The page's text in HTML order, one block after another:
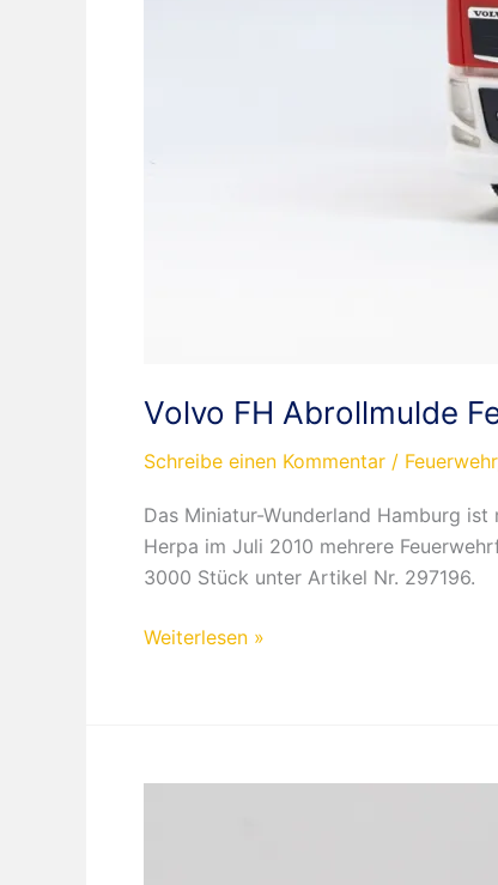
Volvo FH Abrollmulde
Schreibe einen Kommentar / Feuerwehr
Das Miniatur-Wunderland Hamburg
Herpa im Juli 2010 mehrere
3000 Stück unter Artikel Nr. 297196.
Volvo
Weiterlesen »